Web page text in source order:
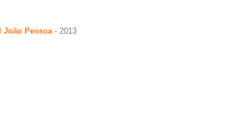
João Pessoa- 2013